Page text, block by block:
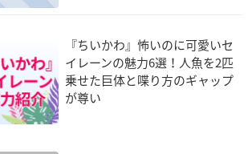
『ちいかわ』怖いのに可愛いセ
イレーンの魅力6選！人魚を2匹
乗せた巨体と喋り方のギャップ
が尊い